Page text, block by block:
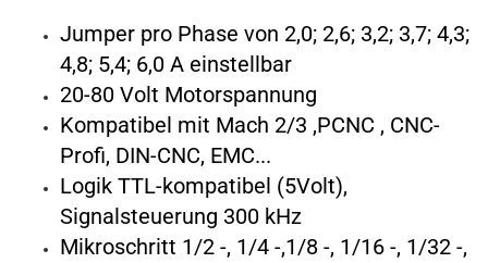
Jumper pro Phase von 2,0; 2,6; 3,2; 3,7; 4,3;
4,8; 5,4; 6,0 A einstellbar
20-80 Volt Motorspannung
Kompatibel mit Mach 2/3 ,PCNC , CNC-
Profi, DIN-CNC, EMC...
Logik TTL-kompatibel (5Volt),
Signalsteuerung 300 kHz
Mikroschritt 1/2 -, 1/4 -,1/8 -, 1/16 -, 1/32 -,